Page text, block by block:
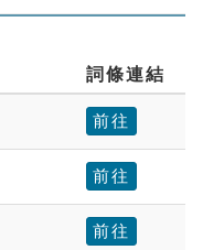
詞條連結
前往
前往
前往